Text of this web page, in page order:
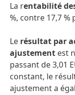
La rentabilité
%, contre 17,7
Le résultat par
ajustement est
passant de 3,01
constant, le
ajustement a